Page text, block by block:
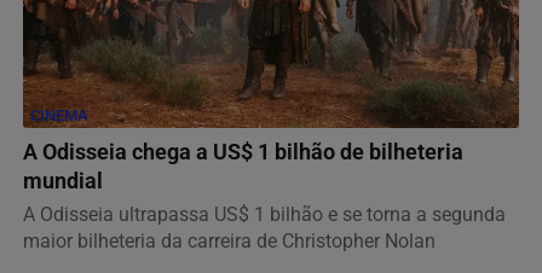
CINEMA
A Odisseia chega a US$ 1 bilhão de bilheteria
mundial
A Odisseia ultrapassa US$ 1 bilhão e se torna a segunda
maior bilheteria da carreira de Christopher Nolan